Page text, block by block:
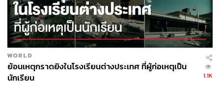
571
WORLD
ย้อนเหตุกราดยิงในโรงเรียนต่างประเทศ ที่ผู้ก่อเหตุเป็น
นักเรียน
1.1K